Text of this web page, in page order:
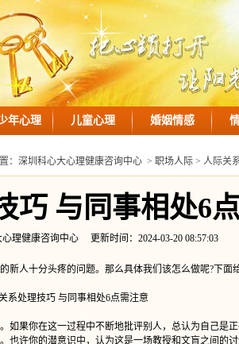
年心理 儿童心理 婚姻情感
： 深圳科心大心理健康咨询中心 > 职场人际 > 人际关
巧 与同事相处6
理健康咨询中心 更新时间：2024-03-20 08:57:03
人十分头疼的问题。那么具体我们该怎么做呢?下面
果你在这一过程中不断地批评别人，总认为自己是
也许你的潜意识中，认为这是一场教授和文盲之间的